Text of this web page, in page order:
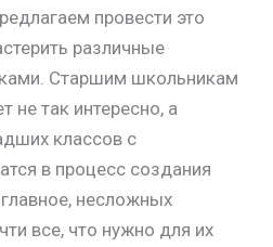
провести это
различные
Старшим школьникам
не так интересно, а
классов с
в процесс создания
несложных
все, что нужно для их